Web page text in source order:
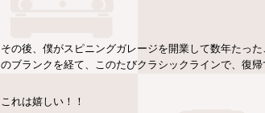
その後、僕がスピニングガレージを開業して数年たっ
のブランクを経て、このたびクラシックラインで、復帰
これは嬉しい！！